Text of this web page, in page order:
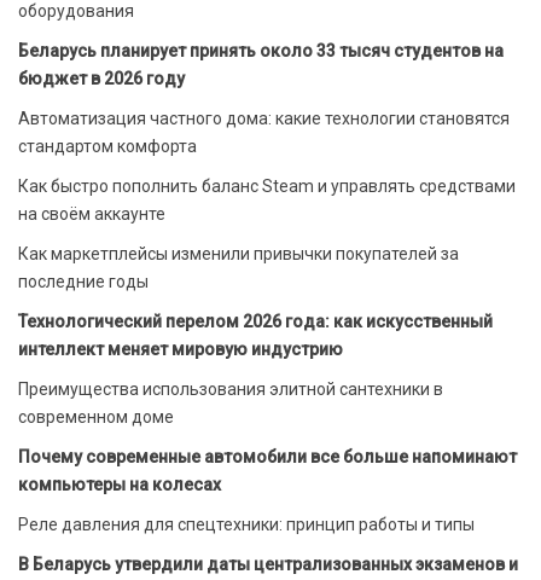
оборудования
Беларусь планирует принять около 33 тысяч студентов на
бюджет в 2026 году
Автоматизация частного дома: какие технологии становятся
стандартом комфорта
Как быстро пополнить баланс Steam и управлять средствами
на своём аккаунте
Как маркетплейсы изменили привычки покупателей за
последние годы
Технологический перелом 2026 года: как искусственный
интеллект меняет мировую индустрию
Преимущества использования элитной сантехники в
современном доме
Почему современные автомобили все больше напоминают
компьютеры на колесах
Реле давления для спецтехники: принцип работы и типы
В Беларусь утвердили даты централизованных экзаменов и